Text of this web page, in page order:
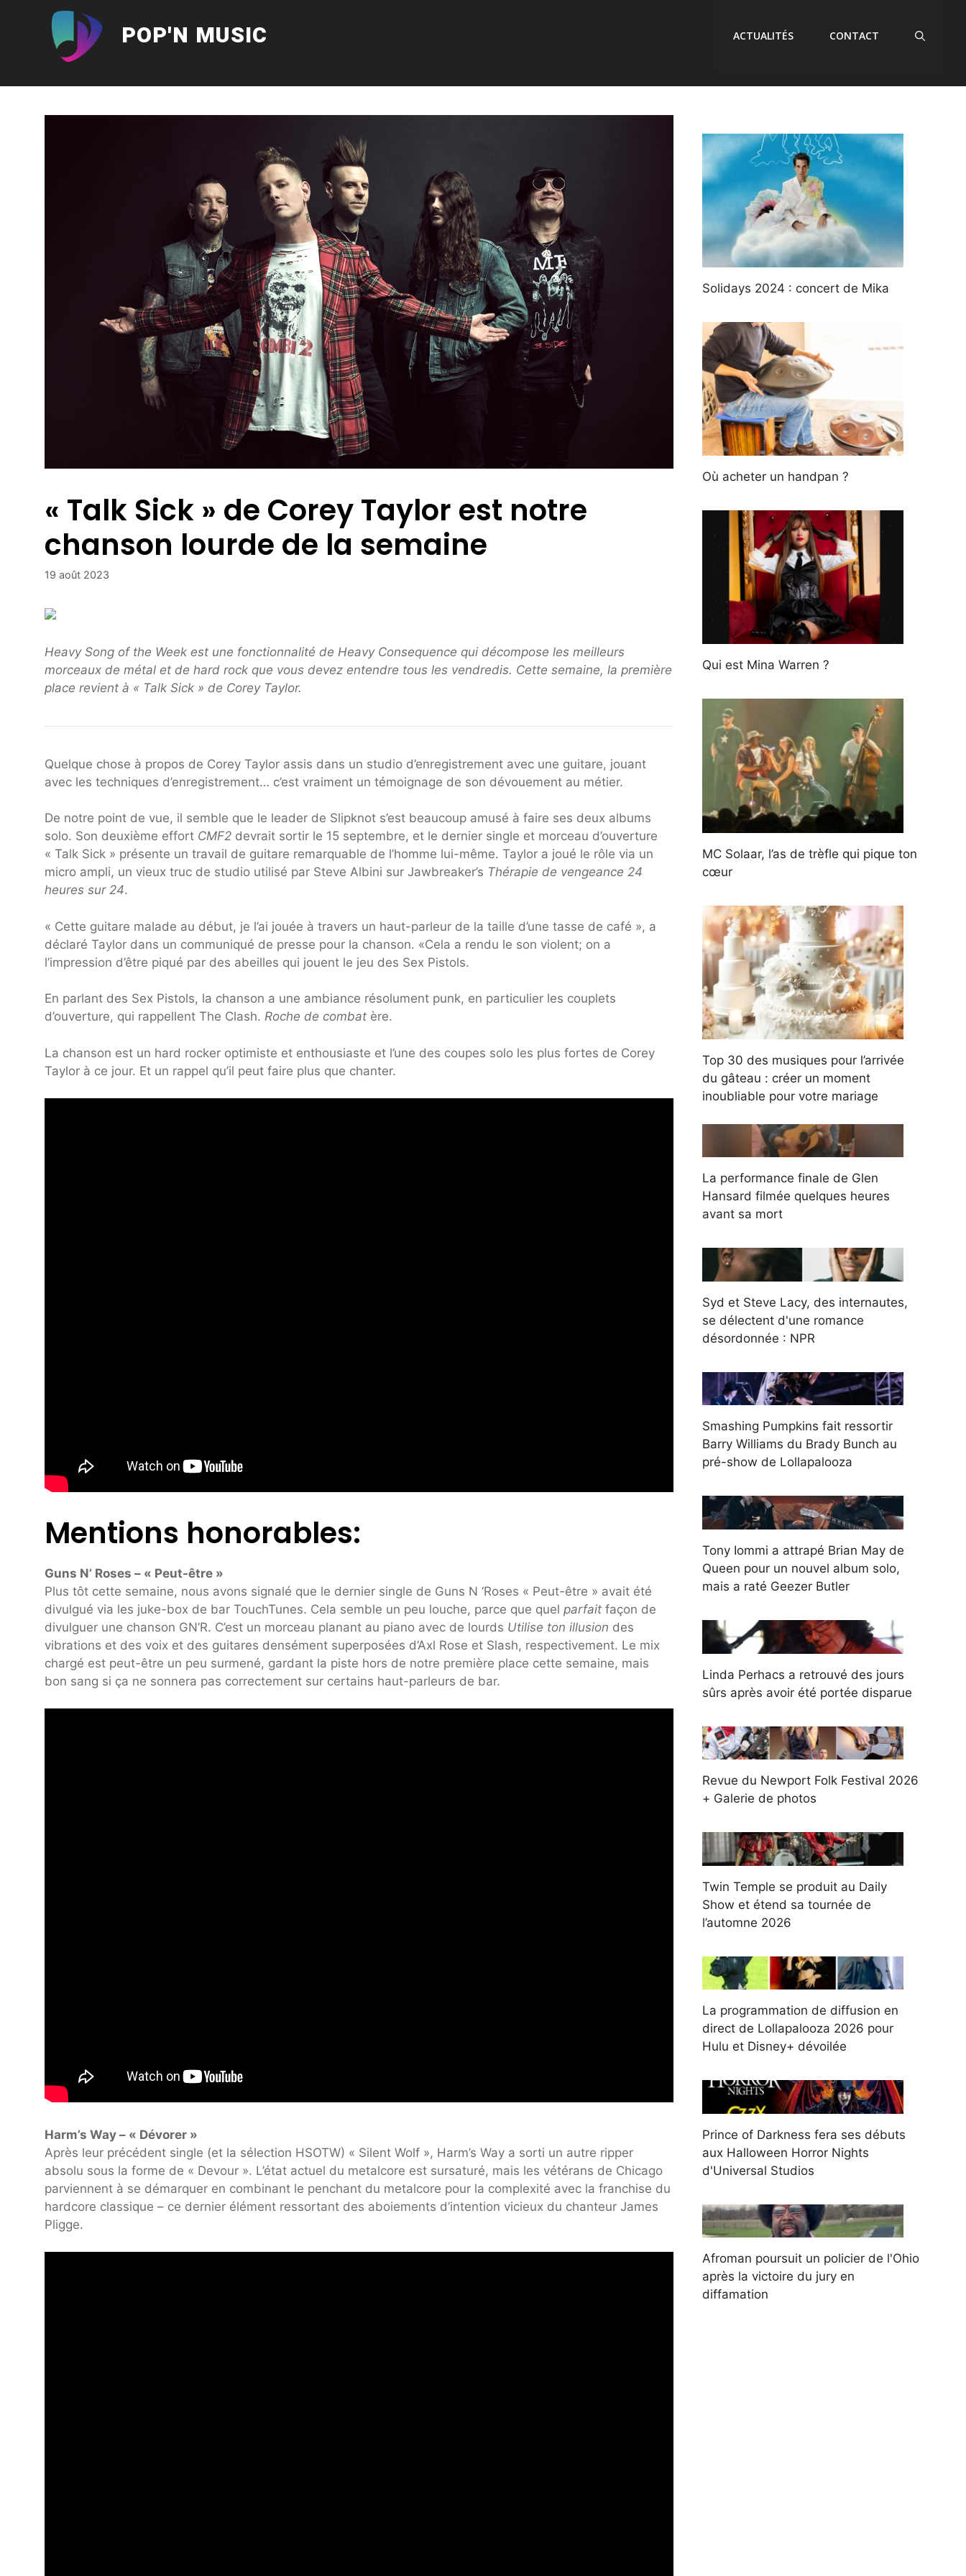
POP'N MUSIC ACTUALITÉS CONTACT
« Talk Sick » de Corey Taylor est notre
chanson lourde de la semaine
19 août 2023
Heavy Song of the Week est une fonctionnalité de Heavy Consequence qui décompose les meilleurs
morceaux de métal et de hard rock que vous devez entendre tous les vendredis. Cette semaine, la première
place revient à « Talk Sick » de Corey Taylor.
Quelque chose à propos de Corey Taylor assis dans un studio d’enregistrement avec une guitare, jouant
avec les techniques d’enregistrement… c’est vraiment un témoignage de son dévouement au métier.
De notre point de vue, il semble que le leader de Slipknot s’est beaucoup amusé à faire ses deux albums
solo. Son deuxième effort CMF2 devrait sortir le 15 septembre, et le dernier single et morceau d’ouverture
« Talk Sick » présente un travail de guitare remarquable de l’homme lui-même. Taylor a joué le rôle via un
micro ampli, un vieux truc de studio utilisé par Steve Albini sur Jawbreaker’s Thérapie de vengeance 24
heures sur 24.
« Cette guitare malade au début, je l’ai jouée à travers un haut-parleur de la taille d’une tasse de café », a
déclaré Taylor dans un communiqué de presse pour la chanson. «Cela a rendu le son violent; on a
l’impression d’être piqué par des abeilles qui jouent le jeu des Sex Pistols.
En parlant des Sex Pistols, la chanson a une ambiance résolument punk, en particulier les couplets
d’ouverture, qui rappellent The Clash. Roche de combat ère.
La chanson est un hard rocker optimiste et enthousiaste et l’une des coupes solo les plus fortes de Corey
Taylor à ce jour. Et un rappel qu’il peut faire plus que chanter.
Mentions honorables:
Guns N’ Roses – « Peut-être »
Plus tôt cette semaine, nous avons signalé que le dernier single de Guns N ‘Roses « Peut-être » avait été
divulgué via les juke-box de bar TouchTunes. Cela semble un peu louche, parce que quel parfait façon de
divulguer une chanson GN’R. C’est un morceau planant au piano avec de lourds Utilise ton illusion des
vibrations et des voix et des guitares densément superposées d’Axl Rose et Slash, respectivement. Le mix
chargé est peut-être un peu surmené, gardant la piste hors de notre première place cette semaine, mais
bon sang si ça ne sonnera pas correctement sur certains haut-parleurs de bar.
Harm’s Way – « Dévorer »
Après leur précédent single (et la sélection HSOTW) « Silent Wolf », Harm’s Way a sorti un autre ripper
absolu sous la forme de « Devour ». L’état actuel du metalcore est sursaturé, mais les vétérans de Chicago
parviennent à se démarquer en combinant le penchant du metalcore pour la complexité avec la franchise du
hardcore classique – ce dernier élément ressortant des aboiements d’intention vicieux du chanteur James
Pligge.
Solidays 2024 : concert de Mika
Où acheter un handpan ?
Qui est Mina Warren ?
MC Solaar, l’as de trèfle qui pique ton
cœur
Top 30 des musiques pour l’arrivée
du gâteau : créer un moment
inoubliable pour votre mariage
La performance finale de Glen
Hansard filmée quelques heures
avant sa mort
Syd et Steve Lacy, des internautes,
se délectent d'une romance
désordonnée : NPR
Smashing Pumpkins fait ressortir
Barry Williams du Brady Bunch au
pré-show de Lollapalooza
Tony Iommi a attrapé Brian May de
Queen pour un nouvel album solo,
mais a raté Geezer Butler
Linda Perhacs a retrouvé des jours
sûrs après avoir été portée disparue
Revue du Newport Folk Festival 2026
+ Galerie de photos
Twin Temple se produit au Daily
Show et étend sa tournée de
l’automne 2026
La programmation de diffusion en
direct de Lollapalooza 2026 pour
Hulu et Disney+ dévoilée
Prince of Darkness fera ses débuts
aux Halloween Horror Nights
d'Universal Studios
Afroman poursuit un policier de l'Ohio
après la victoire du jury en
diffamation